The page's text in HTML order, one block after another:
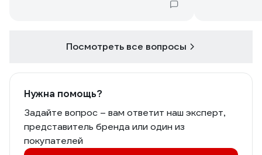
остекленном балконе как основание
на улице, зимой также постоянно
Посмотреть все вопросы
Нужна помощь?
Задайте вопрос – вам ответит наш эксперт,
представитель бренда или один из
покупателей